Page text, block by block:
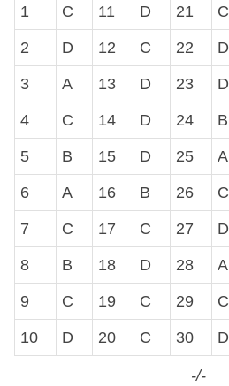
1 C 11 D 21 C
2 D 12 C 22 D
3 A 13 D 23 D
4 C 14 D 24 B
5 B 15 D 25 A
6 A 16 B 26 C
7 C 17 C 27 D
8 B 18 D 28 A
9 C 19 C 29 C
10 D 20 C 30 D
-/-